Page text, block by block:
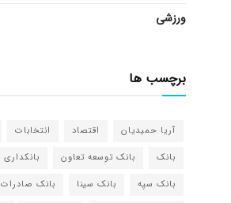
ورزشی
برچسب ها
آریا حمیدیان اقتصاد انتخابات
بانک
بانک توسعه تعاون
بانک سپه
بانک سینا
بانک صادرات